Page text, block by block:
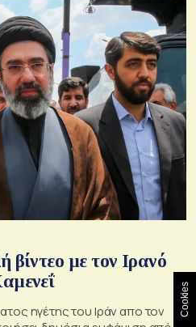
με τον Ιρανό
ηγέτης του Ιράν απο τον
Cookies